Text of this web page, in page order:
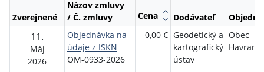
Zverejnené
Názov zmluvy
/ Č. zmluvy
Cena Dodávateľ
11.
Máj
2026
Objednávka na
údaje z ISKN
OM-0933-2026
0,00 € Geodetický a
kartografický
ústav
Obec